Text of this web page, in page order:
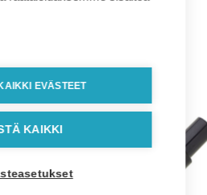
EVÄSTEET
KAIKKI